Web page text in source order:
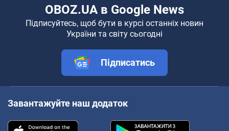
OBOZ.UA в Google News
Підписуйтесь, щоб бути в курсі останніх новин
України та світу сьогодні
Підписатись
Завантажуйте наш додаток